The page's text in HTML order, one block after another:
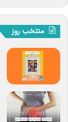
منتخب روز